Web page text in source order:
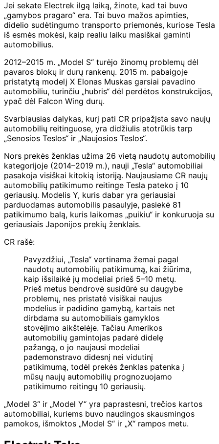
Jei sekate Electrek ilgą laiką, žinote, kad tai buvo
„gamybos pragaro“ era. Tai buvo mažos apimties,
didelio sudėtingumo transporto priemonės, kuriose Tesla
iš esmės mokėsi, kaip realiu laiku masiškai gaminti
automobilius.
2012–2015 m. „Model S“ turėjo žinomų problemų dėl
pavaros blokų ir durų rankenų. 2015 m. pabaigoje
pristatytą modelį X Elonas Muskas garsiai pavadino
automobiliu, turinčiu „hubris“ dėl perdėtos konstrukcijos,
ypač dėl Falcon Wing durų.
Svarbiausias dalykas, kurį pati CR pripažįsta savo naujų
automobilių reitinguose, yra didžiulis atotrūkis tarp
„Senosios Teslos“ ir „Naujosios Teslos“.
Nors prekės ženklas užima 26 vietą naudotų automobilių
kategorijoje (2014–2019 m.), nauji „Tesla“ automobiliai
pasakoja visiškai kitokią istoriją. Naujausiame CR naujų
automobilių patikimumo reitinge Tesla pateko į 10
geriausių. Modelis Y, kuris dabar yra geriausiai
parduodamas automobilis pasaulyje, pasiekė 81
patikimumo balą, kuris laikomas „puikiu“ ir konkuruoja su
geriausiais Japonijos prekių ženklais.
CR rašė:
Pavyzdžiui, „Tesla“ vertinama žemai pagal
naudotų automobilių patikimumą, kai žiūrima,
kaip išsilaikė jų modeliai prieš 5–10 metų.
Prieš metus bendrovė susidūrė su daugybe
problemų, nes pristatė visiškai naujus
modelius ir padidino gamybą, kartais net
dirbdama su automobiliais gamyklos
stovėjimo aikštelėje. Tačiau Amerikos
automobilių gamintojas padarė didelę
pažangą, o jo naujausi modeliai
pademonstravo didesnį nei vidutinį
patikimumą, todėl prekės ženklas patenka į
mūsų naujų automobilių prognozuojamo
patikimumo reitingų 10 geriausių.
„Model 3“ ir „Model Y“ yra paprastesni, trečios kartos
automobiliai, kuriems buvo naudingos skausmingos
pamokos, išmoktos „Model S“ ir „X“ rampos metu.